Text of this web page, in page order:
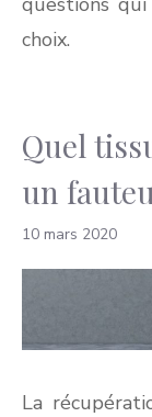
choix.
Quel
un
10 mars 2020
La